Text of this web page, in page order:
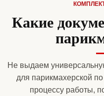
Какие
Не выдаем
для парикмахерской
процессу работы,